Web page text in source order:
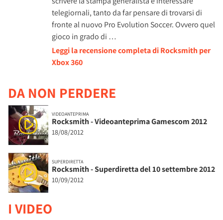
telegiornali, tanto da far pensare di trovarsi di
fronte al nuovo Pro Evolution Soccer. Ovvero quel
gioco in grado di …
Leggi la recensione completa di Rocksmith per
Xbox 360
DA NON PERDERE
VIDEOANTEPRIMA
Rocksmith - Videoanteprima Gamescom 2012
18/08/2012
SUPERDIRETTA
Rocksmith - Superdiretta del 10 settembre 2012
10/09/2012
I VIDEO